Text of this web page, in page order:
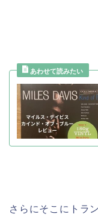
さらにそこにトラ